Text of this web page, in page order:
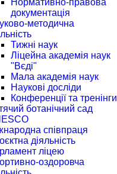
Нормативно-правова
документація
методична
Тижні наук
Ліцейна академія наук
"Вєді"
Мала академія наук
Наукові досліди
Конференції та тренінги
ботанічний сад
співпраця
діяльність
ліцею
оздоровча